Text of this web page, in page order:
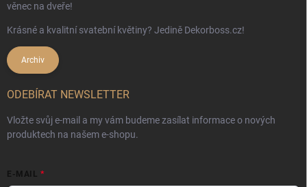
věnec na dveře!
Krásné a kvalitní svatební květiny? Jedině Dekorboss.cz!
Archiv
ODEBÍRAT NEWSLETTER
Vložte svůj e-mail a my vám budeme zasílat informace o nových
produktech na našem e-shopu.
E-MAIL